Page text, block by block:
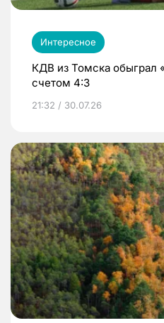
Интересное
КДВ из Томска обыграл
счетом 4:3
21:32 / 30.07.26